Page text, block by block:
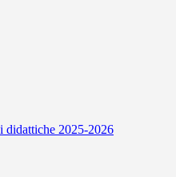
didattiche 2025-2026